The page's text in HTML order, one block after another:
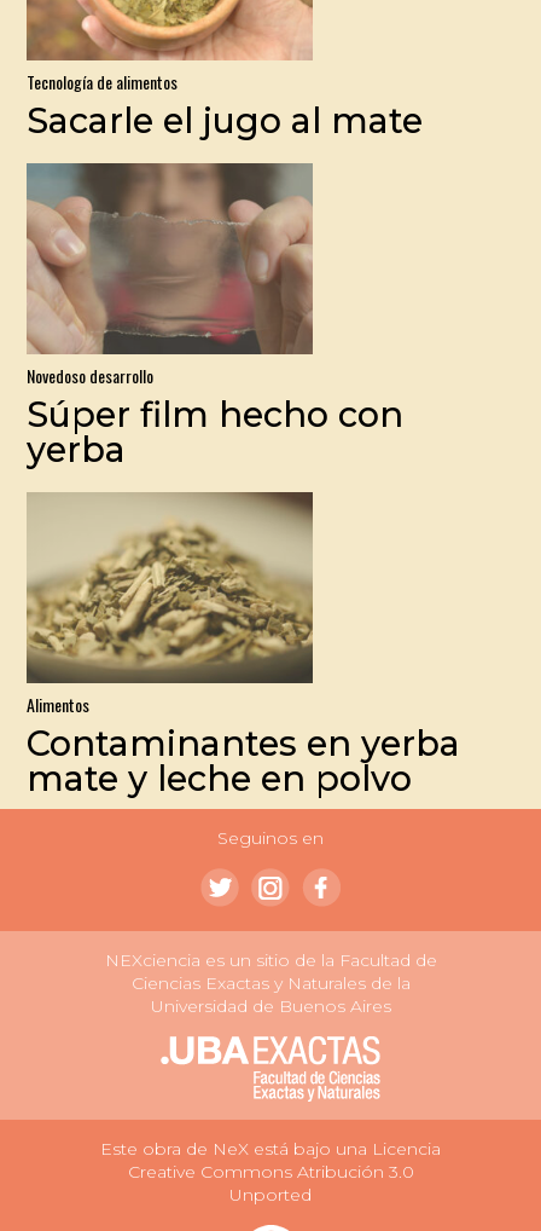
Tecnología de alimentos
Sacarle el jugo al mate
Novedoso desarrollo
Súper film hecho con
yerba
Alimentos
Contaminantes en yerba
mate y leche en polvo
Seguinos en
NEXciencia es un sitio de la Facultad de
Ciencias Exactas y Naturales de la
Universidad de Buenos Aires
Este obra de NeX está bajo una Licencia
Creative Commons Atribución 3.0
Unported